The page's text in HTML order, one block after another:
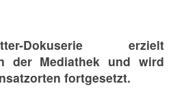
Dokuserie erzielt
der Mediathek und wird
fortgesetzt.